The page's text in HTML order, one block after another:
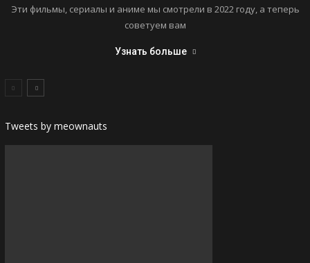
Эти фильмы, сериалы и аниме мы смотрели в 2022 году, а теперь
советуем вам
Узнать больше
Tweets by meownauts